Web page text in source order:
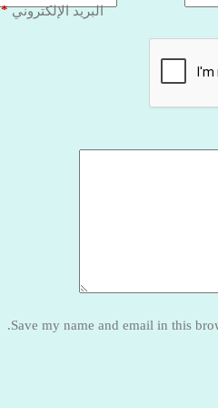
البريد الإلكتروني*
Save my name and email in this